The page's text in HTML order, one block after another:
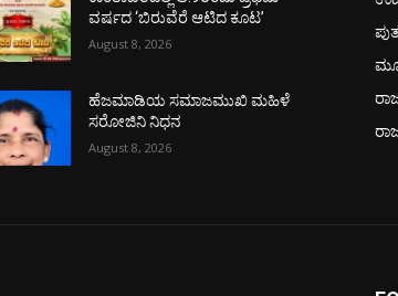
ವರ್ಷದ ‘ಬಿರುವೆರೆ ಆಟಿದ ಕೂಟ’
August 8, 2026
ಹೆಜಮಾಡಿಯ ಸಮಾಜಮುಖಿ ಮಹಿಳೆ
ಸರೋಜಿನಿ ನಿಧನ
August 8, 2026